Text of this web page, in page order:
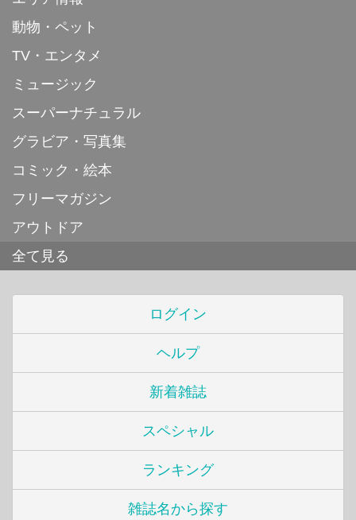
動物・ペット
TV・エンタメ
ミュージック
スーパーナチュラル
グラビア・写真集
コミック・絵本
フリーマガジン
アウトドア
全て見る
ログイン
ヘルプ
新着雑誌
スペシャル
ランキング
雑誌名から探す